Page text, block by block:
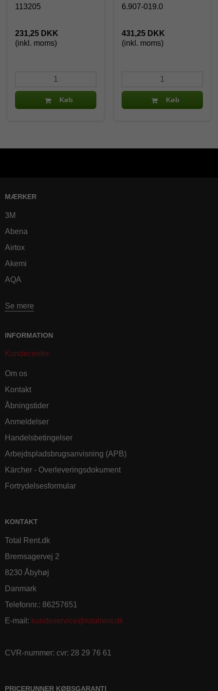
113205
231,25 DKK
(inkl. moms)
Køb
6.907-019.0
431,25 DKK
(inkl. moms)
Køb
MÆRKER
3M
Abena
Airtox
Akemi
AQA
Se mere
INFORMATION
Kundecenter
Om os
Kontakt
Åbningstider
Anmeldelser
Handelsbetingelser
Arbejdspladsbrugsanvisning (APB)
Kärcher - Overleveringsdokument
Fortrydelsesformular
KONTAKT
Total Rent.dk
Bremsagervej 2
8230 Åbyhøj
Danmark
Telefonnr.: 86257651
E-mail : kundeservice@totalrent.dk
CVR-nummer: cvr: 28 29 76 61
PRICERUNNER KØBSGARANTI